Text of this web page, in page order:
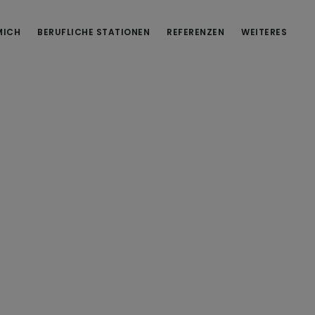
BERUFLICHE STATIONEN REFERENZEN WEITERES